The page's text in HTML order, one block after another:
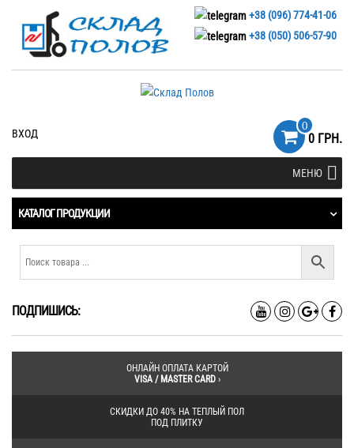
+38 (096) 774-41-06
+38 (050) 506-57-90
ВХОД
0
0 ГРН.
МЕНЮ
КАТАЛОГ ПРОДУКЦИИ
ПОДПИШИСЬ:
ОНЛАЙН ОПЛАТА КАРТОЙ
VISA / MASTER CARD›
СКИДКИ ДО 40% НА ТЕПЛЫЙ ПОЛ
ПОД ПЛИТКУ